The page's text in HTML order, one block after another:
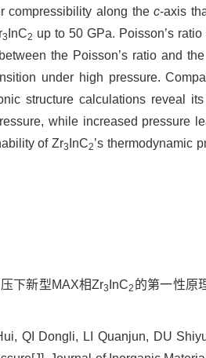
compressibility along thec-axis
3 InC2 up to 50 GPa. Poisson’s
the Poisson’s ratio and
under high pressure.
structure calculations reveal
while increased pressure
of Zr3 InC2’s thermodynamic
下新型MAX相Zr3 InC2 的第一性原
QI Dongli, LI Quanjun, DU